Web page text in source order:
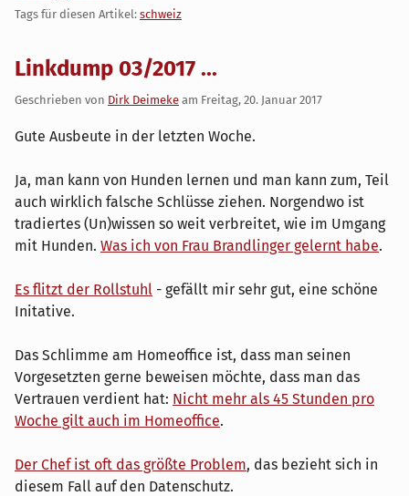
Tags für diesen Artikel: schweiz
Linkdump 03/2017 ...
Geschrieben von Dirk Deimeke am Freitag, 20. Januar 2017
Gute Ausbeute in der letzten Woche.
Ja, man kann von Hunden lernen und man kann zum, Teil
auch wirklich falsche Schlüsse ziehen. Norgendwo ist
tradiertes (Un)wissen so weit verbreitet, wie im Umgang
mit Hunden. Was ich von Frau Brandlinger gelernt habe.
Es flitzt der Rollstuhl - gefällt mir sehr gut, eine schöne
Initative.
Das Schlimme am Homeoffice ist, dass man seinen
Vorgesetzten gerne beweisen möchte, dass man das
Vertrauen verdient hat: Nicht mehr als 45 Stunden pro
Woche gilt auch im Homeoffice.
Der Chef ist oft das größte Problem, das bezieht sich in
diesem Fall auf den Datenschutz.